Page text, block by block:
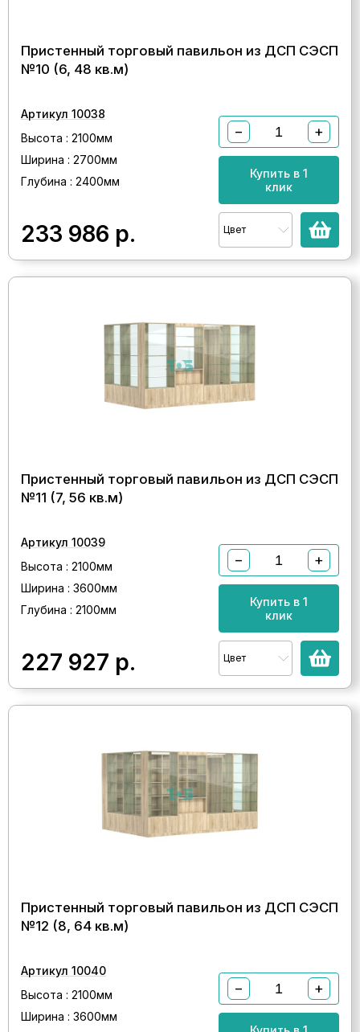
Пристенный торговый павильон из ДСП СЭСП
№10 (6, 48 кв.м)
Артикул 10038
Высота : 2100мм
Ширина : 2700мм
Глубина : 2400мм
233 986 р.
− +
Купить в 1
клик
Цвет
Пристенный торговый павильон из ДСП СЭСП
№11 (7, 56 кв.м)
Артикул 10039
Высота : 2100мм
Ширина : 3600мм
Глубина : 2100мм
227 927 р.
− +
Купить в 1
клик
Цвет
Пристенный торговый павильон из ДСП СЭСП
№12 (8, 64 кв.м)
Артикул 10040
Высота : 2100мм
Ширина : 3600мм
− +